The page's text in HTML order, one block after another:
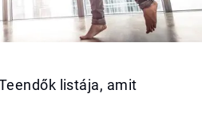
listája, amit